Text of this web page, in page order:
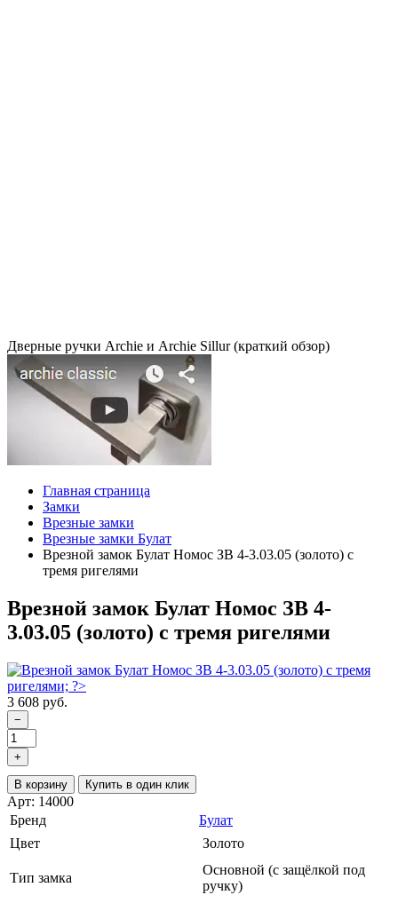
Дверные ручки Archie и Archie Sillur (краткий обзор)
Главная страница
Замки
Врезные замки
Врезные замки Булат
Врезной замок Булат Номос ЗВ 4-3.03.05 (золото) с
тремя ригелями
Врезной замок Булат Номос ЗВ 4-
3.03.05 (золото) с тремя ригелями
3 608 руб.
−
+
В корзину Купить в один клик
Арт: 14000
Бренд
Булат
Цвет
Золото
Тип замка
Основной (с защёлкой под
ручку)